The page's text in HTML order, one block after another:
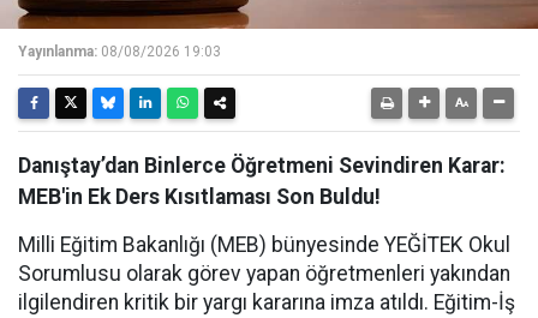
Yayınlanma: 08/08/2026 19:03
Danıştay’dan Binlerce Öğretmeni Sevindiren Karar:
MEB'in Ek Ders Kısıtlaması Son Buldu!
Milli Eğitim Bakanlığı (MEB) bünyesinde YEĞİTEK Okul
Sorumlusu olarak görev yapan öğretmenleri yakından
ilgilendiren kritik bir yargı kararına imza atıldı. Eğitim-İş